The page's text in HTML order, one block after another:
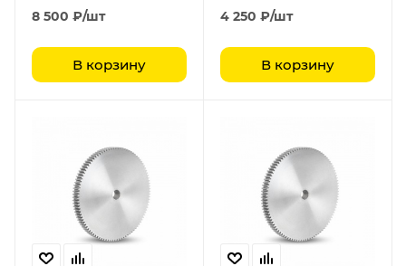
8 500 ₽/шт
В корзину
4 250 ₽/шт
В корзину